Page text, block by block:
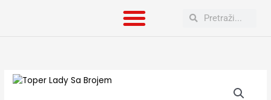
SearchSearch
Toper